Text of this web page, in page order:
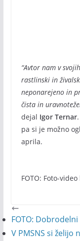
“Avtor nam v
rastlinski in
neponarejeno in
čista in
dejal Igor Ternar
pa si je možno
aprila.
FOTO: Foto-
FOTO:
V PMSNS si